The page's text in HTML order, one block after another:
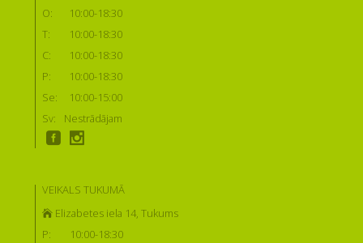
O:
10:00-18:30
T:
10:00-18:30
C:
10:00-18:30
P:
10:00-18:30
Se:
10:00-15:00
Sv:
Nestrādājam
VEIKALS TUKUMĀ
Elizabetes iela 14, Tukums
P:
10:00-18:30